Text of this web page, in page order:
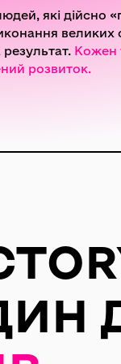
які дійсно
великих
Кожен
розвиток.